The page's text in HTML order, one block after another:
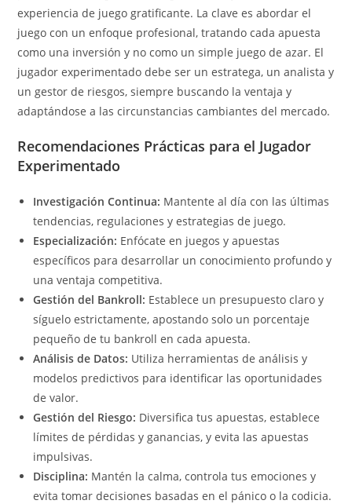
experiencia de juego gratificante. La clave es abordar el
juego con un enfoque profesional, tratando cada apuesta
como una inversión y no como un simple juego de azar. El
jugador experimentado debe ser un estratega, un analista y
un gestor de riesgos, siempre buscando la ventaja y
adaptándose a las circunstancias cambiantes del mercado.
Recomendaciones Prácticas para el Jugador
Experimentado
Investigación Continua: Mantente al día con las últimas
tendencias, regulaciones y estrategias de juego.
Especialización: Enfócate en juegos y apuestas
específicos para desarrollar un conocimiento profundo y
una ventaja competitiva.
Gestión del Bankroll: Establece un presupuesto claro y
síguelo estrictamente, apostando solo un porcentaje
pequeño de tu bankroll en cada apuesta.
Análisis de Datos: Utiliza herramientas de análisis y
modelos predictivos para identificar las oportunidades
de valor.
Gestión del Riesgo: Diversifica tus apuestas, establece
límites de pérdidas y ganancias, y evita las apuestas
impulsivas.
Disciplina: Mantén la calma, controla tus emociones y
evita tomar decisiones basadas en el pánico o la codicia.